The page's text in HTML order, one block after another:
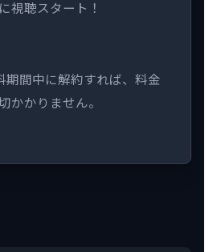
視聴スタート！
間中に解約すれば、料金
かかりません。